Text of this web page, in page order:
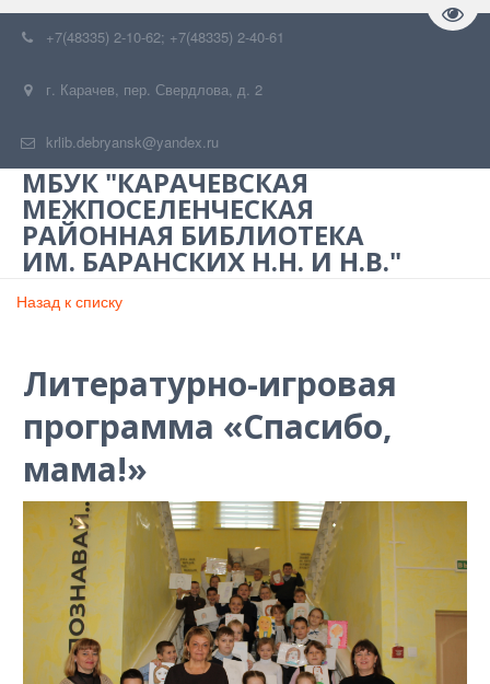
+7(48335) 2-10-62; +7(48335) 2-40-61
г. Карачев, пер. Свердлова, д. 2
krlib.debryansk@yandex.ru
МБУК "КАРАЧЕВСКАЯ
МЕЖПОСЕЛЕНЧЕСКАЯ
РАЙОННАЯ БИБЛИОТЕКА
ИМ. БАРАНСКИХ Н.Н. И Н.В."
Назад к списку
Литературно-игровая
программа «Спасибо,
мама!»